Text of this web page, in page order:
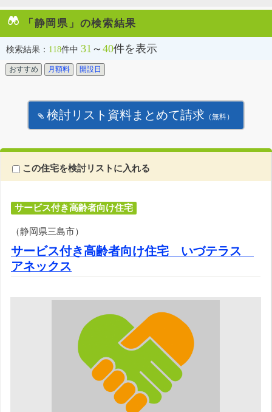
「静岡県」の検索結果
検索結果： 118件中 31 ～ 40件を表示
おすすめ 月額料 開設日
検討リスト資料まとめて請求 （無料）
この住宅を検討リストに入れる
サービス付き高齢者向け住宅
（静岡県三島市）
サービス付き高齢者向け住宅 いづテラス
アネックス